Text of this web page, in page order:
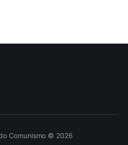
Comunismo © 2026